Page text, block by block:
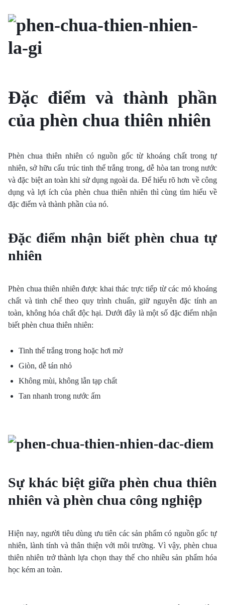
Đặc điểm và thành phần
của phèn chua thiên nhiên
Phèn chua thiên nhiên có nguồn gốc từ khoáng chất trong tự
nhiên, sở hữu cấu trúc tinh thể trắng trong, dễ hòa tan trong nước
và đặc biệt an toàn khi sử dụng ngoài da. Để hiểu rõ hơn về công
dụng và lợi ích của phèn chua thiên nhiên thì cùng tìm hiểu về
đặc điểm và thành phần của nó.
Đặc điểm nhận biết phèn chua tự
nhiên
Phèn chua thiên nhiên được khai thác trực tiếp từ các mỏ khoáng
chất và tinh chế theo quy trình chuẩn, giữ nguyên đặc tính an
toàn, không hóa chất độc hại. Dưới đây là một số đặc điểm nhận
biết phèn chua thiên nhiên:
Tinh thể trắng trong hoặc hơi mờ
Giòn, dễ tán nhỏ
Không mùi, không lẫn tạp chất
Tan nhanh trong nước ấm
Sự khác biệt giữa phèn chua thiên
nhiên và phèn chua công nghiệp
Hiện nay, người tiêu dùng ưu tiên các sản phẩm có nguồn gốc tự
nhiên, lành tính và thân thiện với môi trường. Vì vậy, phèn chua
thiên nhiên trở thành lựa chọn thay thế cho nhiều sản phẩm hóa
học kém an toàn.